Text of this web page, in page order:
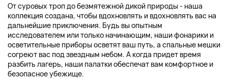
От суровых троп до безмятежной дикой природы - наша
коллекция создана, чтобы вдохновлять и вдохновлять вас на
дальнейшие приключения. Будь вы опытным
исследователем или только начинающим, наши фонарики и
осветительные приборы осветят ваш путь, а спальные мешки
согреют вас под звездным небом. А когда придет время
разбить лагерь, наши палатки обеспечат вам комфортное и
безопасное убежище.